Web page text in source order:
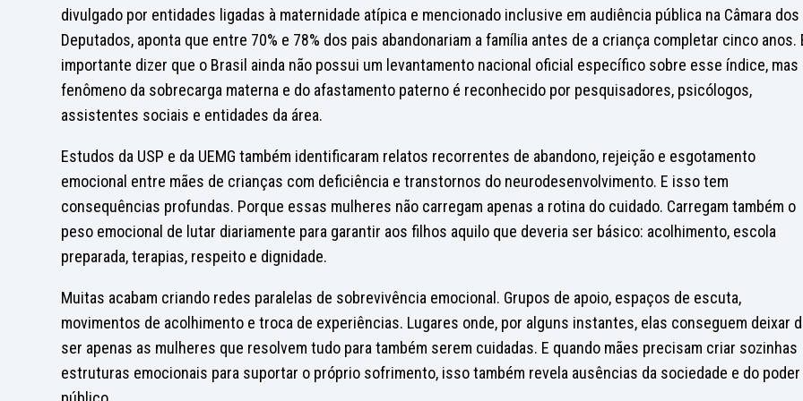
divulgado por entidades ligadas à maternidade atípica e mencionado inclusive em audiência pública na Câmara dos
Deputados, aponta que entre 70% e 78% dos pais abandonariam a família antes de a criança completar cinco anos.
importante dizer que o Brasil ainda não possui um levantamento nacional oficial específico sobre esse índice, mas
fenômeno da sobrecarga materna e do afastamento paterno é reconhecido por pesquisadores, psicólogos,
assistentes sociais e entidades da área.
Estudos da USP e da UEMG também identificaram relatos recorrentes de abandono, rejeição e esgotamento
emocional entre mães de crianças com deficiência e transtornos do neurodesenvolvimento. E isso tem
consequências profundas. Porque essas mulheres não carregam apenas a rotina do cuidado. Carregam também o
peso emocional de lutar diariamente para garantir aos filhos aquilo que deveria ser básico: acolhimento, escola
preparada, terapias, respeito e dignidade.
Muitas acabam criando redes paralelas de sobrevivência emocional. Grupos de apoio, espaços de escuta,
movimentos de acolhimento e troca de experiências. Lugares onde, por alguns instantes, elas conseguem deixar
ser apenas as mulheres que resolvem tudo para também serem cuidadas. E quando mães precisam criar sozinhas
estruturas emocionais para suportar o próprio sofrimento, isso também revela ausências da sociedade e do poder